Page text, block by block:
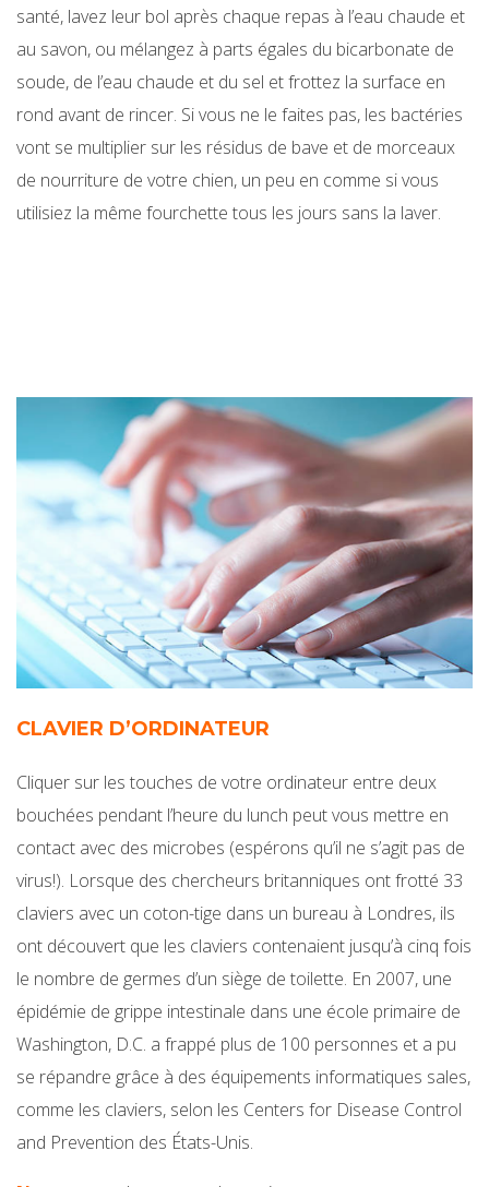
santé, lavez leur bol après chaque repas à l’eau chaude et
au savon, ou mélangez à parts égales du bicarbonate de
soude, de l’eau chaude et du sel et frottez la surface en
rond avant de rincer. Si vous ne le faites pas, les bactéries
vont se multiplier sur les résidus de bave et de morceaux
de nourriture de votre chien, un peu en comme si vous
utilisiez la même fourchette tous les jours sans la laver.
CLAVIER D’ORDINATEUR
Cliquer sur les touches de votre ordinateur entre deux
bouchées pendant l’heure du lunch peut vous mettre en
contact avec des microbes (espérons qu’il ne s’agit pas de
virus!). Lorsque des chercheurs britanniques ont frotté 33
claviers avec un coton-tige dans un bureau à Londres, ils
ont découvert que les claviers contenaient jusqu’à cinq fois
le nombre de germes d’un siège de toilette. En 2007, une
épidémie de grippe intestinale dans une école primaire de
Washington, D.C. a frappé plus de 100 personnes et a pu
se répandre grâce à des équipements informatiques sales,
comme les claviers, selon les Centers for Disease Control
and Prevention des États-Unis.